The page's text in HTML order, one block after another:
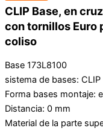
CLIP Base, en
con tornillos Euro
coliso
Base 173L8100
sistema de bases: CLIP
Forma bases montaje:
Distancia: 0 mm
Material de la parte